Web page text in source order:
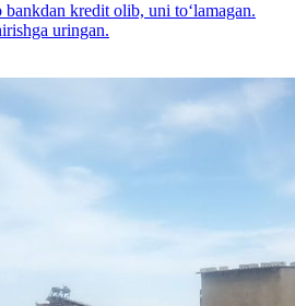
kredit olib, uni to‘lamagan.
uringan.